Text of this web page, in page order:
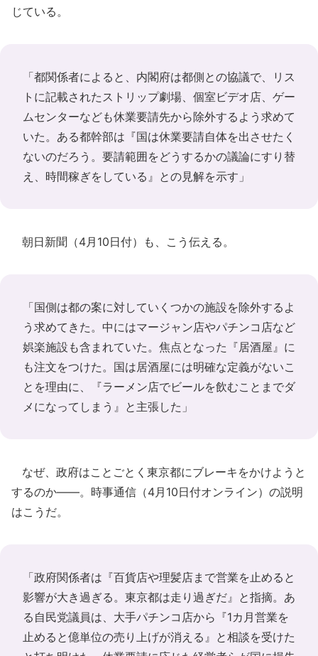
じている。
「都関係者によると、内閣府は都側との協議で、リス
トに記載されたストリップ劇場、個室ビデオ店、ゲー
ムセンターなども休業要請先から除外するよう求めて
いた。ある都幹部は『国は休業要請自体を出させたく
ないのだろう。要請範囲をどうするかの議論にすり替
え、時間稼ぎをしている』との見解を示す」
朝日新聞（4月10日付）も、こう伝える。
「国側は都の案に対していくつかの施設を除外するよ
う求めてきた。中にはマージャン店やパチンコ店など
娯楽施設も含まれていた。焦点となった『居酒屋』に
も注文をつけた。国は居酒屋には明確な定義がないこ
とを理由に、『ラーメン店でビールを飲むことまでダ
メになってしまう』と主張した」
なぜ、政府はことごとく東京都にブレーキをかけようと
するのか――。時事通信（4月10日付オンライン）の説明
はこうだ。
「政府関係者は『百貨店や理髪店まで営業を止めると
影響が大き過ぎる。東京都は走り過ぎだ』と指摘。あ
る自民党議員は、大手パチンコ店から『1カ月営業を
止めると億単位の売り上げが消える』と相談を受けた